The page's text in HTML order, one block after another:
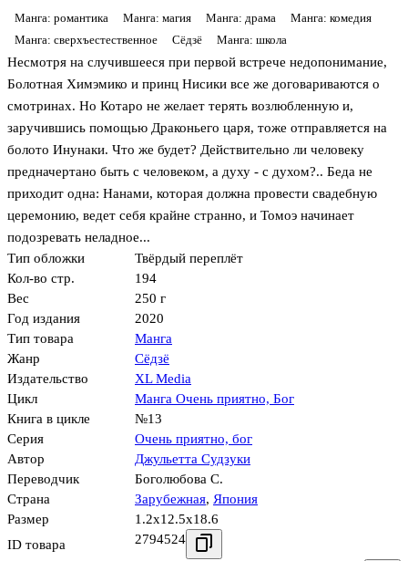
Манга: романтика Манга: магия Манга: драма
Манга: комедия
Манга: сверхъестественное
Сёдзё Манга: школа
Несмотря на случившееся при первой встрече недопонимание,
Болотная Химэмико и принц Нисики все же договариваются о
смотринах. Но Котаро не желает терять возлюбленную и,
заручившись помощью Драконьего царя, тоже отправляется на
болото Инунаки. Что же будет? Действительно ли человеку
предначертано быть с человеком, а духу - с духом?.. Беда не
приходит одна: Нанами, которая должна провести свадебную
церемонию, ведет себя крайне странно, и Томоэ начинает
подозревать неладное...
Тип обложки
Твёрдый переплёт
Кол-во стр.
194
Вес
250 г
Год издания
2020
Тип товара
Манга
Жанр
Сёдзё
Издательство
XL Media
Цикл
Манга Очень приятно, Бог
Книга в цикле
№13
Серия
Очень приятно, бог
Автор
Джульетта Судзуки
Переводчик
Боголюбова С.
Страна
Зарубежная, Япония
Размер
1.2x12.5x18.6
ID товара
2794524